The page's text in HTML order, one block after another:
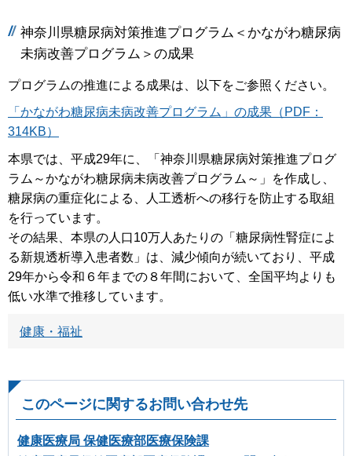
神奈川県糖尿病対策推進プログラム＜かながわ糖尿病
未病改善プログラム＞の成果
プログラムの推進による成果は、以下をご参照ください。
「かながわ糖尿病未病改善プログラム」の成果（PDF：
314KB）
本県では、平成29年に、「神奈川県糖尿病対策推進プログ
ラム～かながわ糖尿病未病改善プログラム～」を作成し、
糖尿病の重症化による、人工透析への移行を防止する取組
を行っています。
その結果、本県の人口10万人あたりの「糖尿病性腎症によ
る新規透析導入患者数」は、減少傾向が続いており、平成
29年から令和６年までの８年間において、全国平均よりも
低い水準で推移しています。
健康・福祉
このページに関するお問い合わせ先
健康医療局 保健医療部医療保険課